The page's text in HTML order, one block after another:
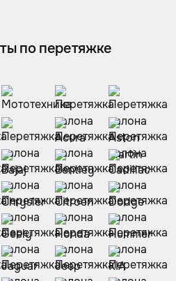
по перетяжке